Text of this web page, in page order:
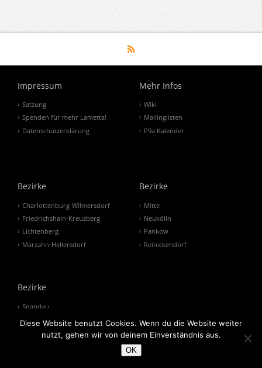
Impressum
Satzung
Spenden für mehr Lametta!
Datenschutzerklärung
Mehr Infos
Wiki
Mailinglisten
P9a Kalender
Bezirke
Charlottenburg-Wilmersdorf
Friedrichshain-Kreuzberg
Lichtenberg
Marzahn-Hellersdorf
Bezirke
Mitte
Neukölln
Pankow
Reinickendorf
Bezirke
Spandau
Steglitz-Zehlendorf
Tempelhof-Schöneberg
Diese Website benutzt Cookies. Wenn du die Website weiter
nutzt, gehen wir von deinem Einverständnis aus.
OK